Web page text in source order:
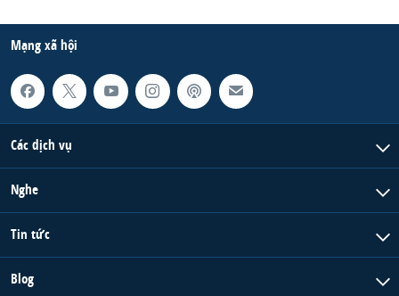
Mạng xã hội
Các dịch vụ
Nghe
Tin tức
Blog